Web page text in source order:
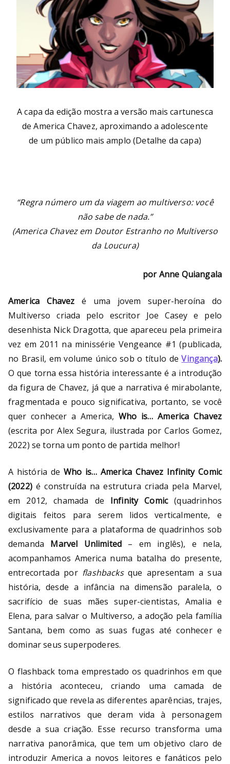
A capa da edição mostra a versão mais cartunesca
de America Chavez, aproximando a adolescente
de um público mais amplo (Detalhe da capa)
“Regra número um da viagem ao multiverso: você
não sabe de nada.”
(America Chavez em Doutor Estranho no Multiverso
da Loucura)
por Anne Quiangala
America Chavez é uma jovem super-heroína do
Multiverso criada pelo escritor Joe Casey e pelo
desenhista Nick Dragotta, que apareceu pela primeira
vez em 2011 na minissérie Vengeance #1 (publicada,
no Brasil, em volume único sob o título deVingança).
O que torna essa história interessante é a introdução
da figura de Chavez, já que a narrativa é mirabolante,
fragmentada e pouco significativa, portanto, se você
quer conhecer a America, Who is… America Chavez
(escrita por Alex Segura, ilustrada por Carlos Gomez,
2022) se torna um ponto de partida melhor!
A história de Who is… America Chavez Infinity Comic
(2022)é construída na estrutura criada pela Marvel,
em 2012, chamada de Infinity Comic(quadrinhos
digitais feitos para serem lidos verticalmente, e
exclusivamente para a plataforma de quadrinhos sob
demanda Marvel Unlimited – em inglês), e nela,
acompanhamos America numa batalha do presente,
entrecortada por flashbacksque apresentam a sua
história, desde a infância na dimensão paralela, o
sacrifício de suas mães super-cientistas, Amalia e
Elena, para salvar o Multiverso, a adoção pela família
Santana, bem como as suas fugas até conhecer e
dominar seus superpoderes.
O flashback toma emprestado os quadrinhos em que
a história aconteceu, criando uma camada de
significado que revela as diferentes aparências, trajes,
estilos narrativos que deram vida à personagem
desde a sua criação. Esse recurso transforma uma
narrativa panorâmica, que tem um objetivo claro de
introduzir America a novos leitores e fanáticos pelo